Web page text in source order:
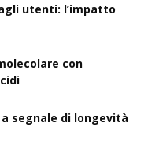
utenti: l’impatto
con
segnale di longevità